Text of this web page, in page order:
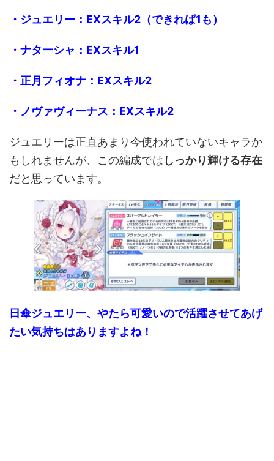
・ジュエリー：EXスキル2（できれば1も）
・ナターシャ：EXスキル1
・正月フィオナ：EXスキル2
・ノヴァヴィーナス：EXスキル2
ジュエリーは正直あまり今使われていないキャラか
もしれませんが、この編成では しっかり輝ける存在
だと思っています。
日傘ジュエリー、やたら可愛いので活躍させてあげ
たい気持ちはありますよね！